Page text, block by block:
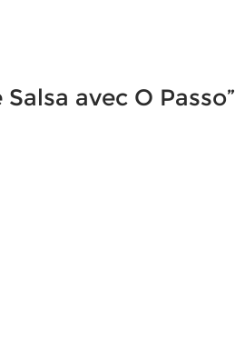
Salsa avec O Passo”